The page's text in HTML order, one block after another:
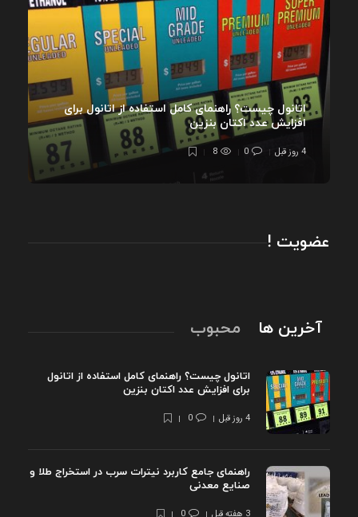
اتانول چیست؟ راهنمای کامل استفاده از اتانول برای
افزایش عدد اکتان بنزین
4 روز قبل 0
8
عضویت !
آخرین ها محبوب
اتانول چیست؟ راهنمای کامل استفاده از اتانول
برای افزایش عدد اکتان بنزین
4 روز قبل 0
راهنمای جامع کاربرد نیترات سرب در استخراج طلا و
صنایع معدنی
3 هفته قبل 0